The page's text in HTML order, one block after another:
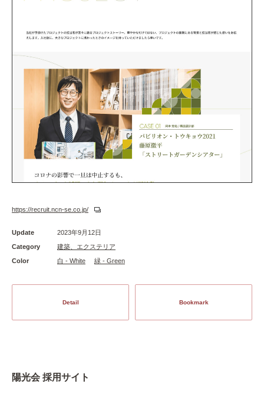
https://recruit.ncn-se.co.jp/
Update
2023年9月12日
Category
建築、エクステリア
Color
白 - White 緑 - Green
Detail Bookmark
陽光会 採用サイト